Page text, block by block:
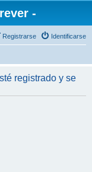
-
Identificarse
Registrarse
registrado y se